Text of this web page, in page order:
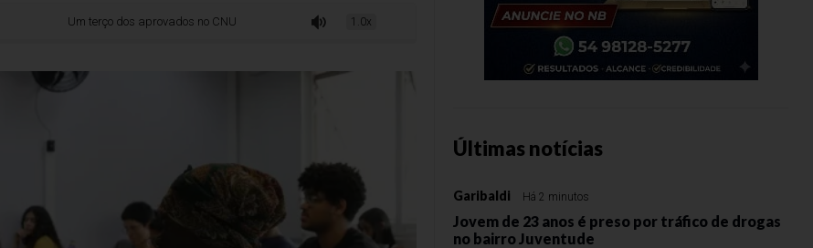
Um terço dos aprovados no CNU são pessoas negras, indígenas e PCD
1.0x
Últimas notícias
Garibaldi Há 2 minutos
Jovem de 23 anos é preso por tráfico de drogas
no bairro Juventude